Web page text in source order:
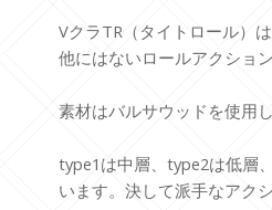
VクラTR（タイトロール）
他にはないロールアクショ
素材はバルサウッドを使用
type1は中層、type2は低層
います。決して派手なアク